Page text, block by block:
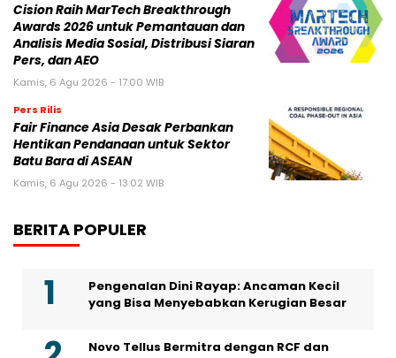
Cision Raih MarTech Breakthrough
Awards 2026 untuk Pemantauan dan
Analisis Media Sosial, Distribusi Siaran
Pers, dan AEO
Kamis, 6 Agu 2026 - 17:00 WIB
Pers Rilis
Fair Finance Asia Desak Perbankan
Hentikan Pendanaan untuk Sektor
Batu Bara di ASEAN
Kamis, 6 Agu 2026 - 13:02 WIB
BERITA POPULER
Pengenalan Dini Rayap: Ancaman Kecil
yang Bisa Menyebabkan Kerugian Besar
Novo Tellus Bermitra dengan RCF dan